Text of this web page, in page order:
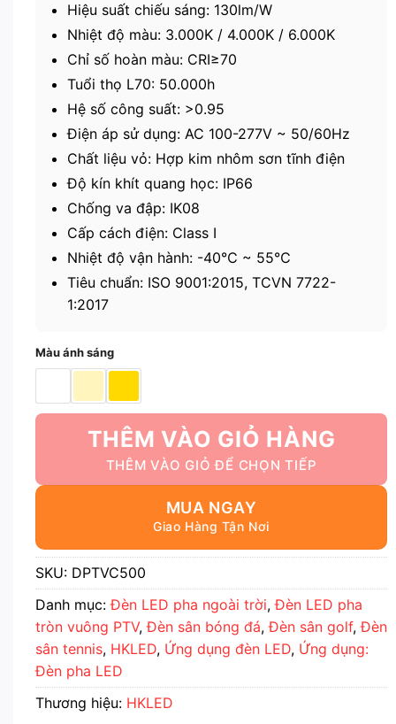
Hiệu suất chiếu sáng: 130lm/W
Nhiệt độ màu: 3.000K / 4.000K / 6.000K
Chỉ số hoàn màu: CRI≥70
Tuổi thọ L70: 50.000h
Hệ số công suất: >0.95
Điện áp sử dụng: AC 100-277V ~ 50/60Hz
Chất liệu vỏ: Hợp kim nhôm sơn tĩnh điện
Độ kín khít quang học: IP66
Chống va đập: IK08
Cấp cách điện: Class I
Nhiệt độ vận hành: -40℃ ~ 55℃
Tiêu chuẩn: ISO 9001:2015, TCVN 7722-
1:2017
Màu ánh sáng
THÊM VÀO GIỎ HÀNG
MUA NGAY
SKU: DPTVC500
Danh mục:Đèn LED pha ngoài trời,Đèn LED pha
tròn vuông PTV,Đèn sân bóng đá,Đèn sân golf,Đèn
sân tennis, HKLED, Ứng dụng đèn LED, Ứng dụng:
Đèn pha LED
Thương hiệu: HKLED